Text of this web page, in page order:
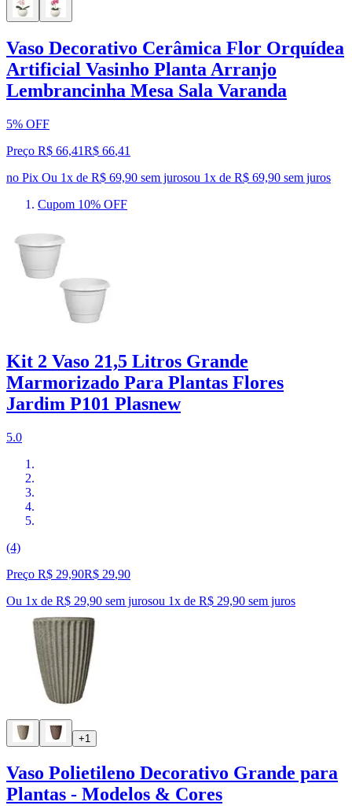
Vaso Decorativo Cerâmica Flor Orquídea
Artificial Vasinho Planta Arranjo
Lembrancinha Mesa Sala Varanda
5% OFF
Preço R$ 66,41R$ 66,41
no Pix Ou 1x de R$ 69,90 sem jurosou 1x de R$ 69,90 sem juros
Cupom 10% OFF
Kit 2 Vaso 21,5 Litros Grande
Marmorizado Para Plantas Flores
Jardim P101 Plasnew
5.0
(4)
Preço R$ 29,90R$ 29,90
Ou 1x de R$ 29,90 sem jurosou 1x de R$ 29,90 sem juros
+1
Vaso Polietileno Decorativo Grande para
Plantas - Modelos & Cores